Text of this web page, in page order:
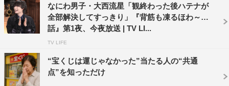
©TBS
なにわ男子・大西流星「観終わった後ハテナが
全部解決してすっきり」『背筋も凍るほわ～い
話』第1夜、今夜放送 | TV LI...
TV LIFE
“宝くじは運じゃなかった”当たる人の“共通
点”を知っただけ